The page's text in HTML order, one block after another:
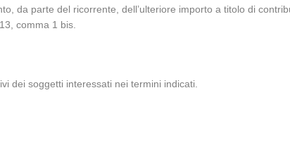
da parte del ricorrente, dell’ulteriore importo a titolo di
comma 1 bis.
dei soggetti interessati nei termini indicati.